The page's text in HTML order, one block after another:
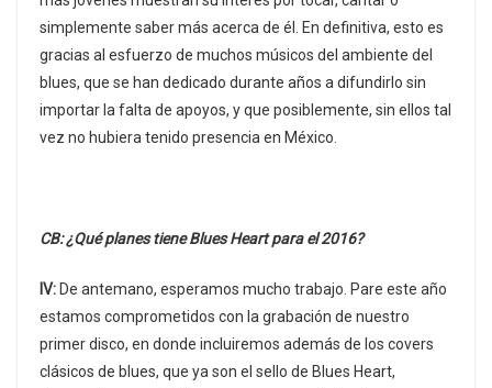
simplemente saber más acerca de él. En definitiva, esto es
gracias al esfuerzo de muchos músicos del ambiente del
blues, que se han dedicado durante años a difundirlo sin
importar la falta de apoyos, y que posiblemente, sin ellos tal
vez no hubiera tenido presencia en México.
CB: ¿Qué planes tiene Blues Heart para el 2016?
IV: De antemano, esperamos mucho trabajo. Pare este año
estamos comprometidos con la grabación de nuestro
primer disco, en donde incluiremos además de los covers
clásicos de blues, que ya son el sello de Blues Heart,